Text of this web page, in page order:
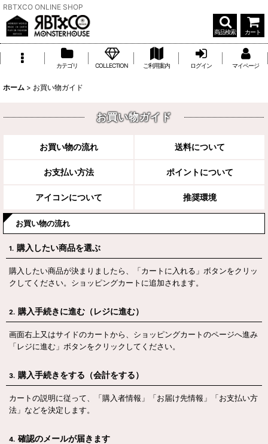
RBTXCO ONLINE SHOP
商品検索 カート
カテゴリ COLLECTION ご利用案内 ログイン マイページ
ホーム > お買い物ガイド
お買い物ガイド
お買い物の流れ 送料について
お支払い方法 ポイントについて
アイコンについて 推奨環境
お買い物の流れ
1. 購入したい商品を選ぶ
購入したい商品が決まりましたら、「カートに入れる」ボタンをクリッ
クしてください。ショッピングカートに追加されます。
2. 購入手続きに進む（レジに進む）
画面右上又はサイドのカートから、ショッピングカートのページへ進み
「レジに進む」ボタンをクリックしてください。
3. 購入手続きをする（会計をする）
カートの説明に従って、「購入者情報」「お届け先情報」「お支払い方
法」などを決定します。
4. 確認のメールが届きます